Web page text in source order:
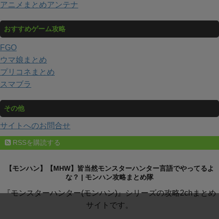
アニメまとめアンテナ
おすすめゲーム攻略
FGO
ウマ娘まとめ
プリコネまとめ
スマブラ
その他
サイトへのお問合せ
RSSを購読する
【モンハン】【MHW】皆当然モンスターハンター言語でやってるよ
な？ | モンハン攻略まとめ隊
『モンスターハンター(モンハン)』シリーズの攻略2chまとめ
サイトです。